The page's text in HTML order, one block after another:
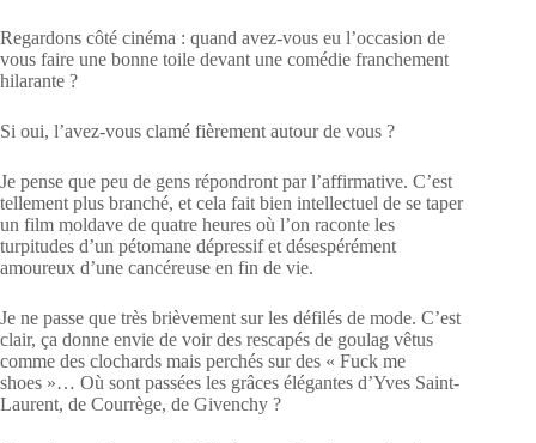
Regardons côté cinéma : quand avez-vous eu l’occasion de
vous faire une bonne toile devant une comédie franchement
hilarante ?
Si oui, l’avez-vous clamé fièrement autour de vous ?
Je pense que peu de gens répondront par l’affirmative. C’est
tellement plus branché, et cela fait bien intellectuel de se taper
un film moldave de quatre heures où l’on raconte les
turpitudes d’un pétomane dépressif et désespérément
amoureux d’une cancéreuse en fin de vie.
Je ne passe que très brièvement sur les défilés de mode. C’est
clair, ça donne envie de voir des rescapés de goulag vêtus
comme des clochards mais perchés sur des « Fuck me
shoes »… Où sont passées les grâces élégantes d’Yves Saint-
Laurent, de Courrège, de Givenchy ?